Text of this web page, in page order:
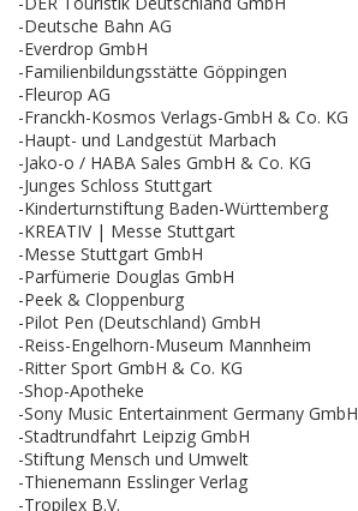
-Deutsche Bahn AG
-Everdrop GmbH
-Familienbildungsstätte Göppingen
-Fleurop AG
-Franckh-Kosmos Verlags-GmbH & Co. KG
-Haupt- und Landgestüt Marbach
-Jako-o / HABA Sales GmbH & Co. KG
-Junges Schloss Stuttgart
-Kinderturnstiftung Baden-Württemberg
-KREATIV | Messe Stuttgart
-Messe Stuttgart GmbH
-Parfümerie Douglas GmbH
-Peek & Cloppenburg
-Pilot Pen (Deutschland) GmbH
-Reiss-Engelhorn-Museum Mannheim
-Ritter Sport GmbH & Co. KG
-Shop-Apotheke
-Sony Music Entertainment Germany GmbH
-Stadtrundfahrt Leipzig GmbH
-Stiftung Mensch und Umwelt
-Thienemann Esslinger Verlag
-Tropilex B.V.